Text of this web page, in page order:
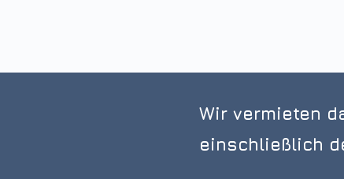
Wir vermieten
einschließlich